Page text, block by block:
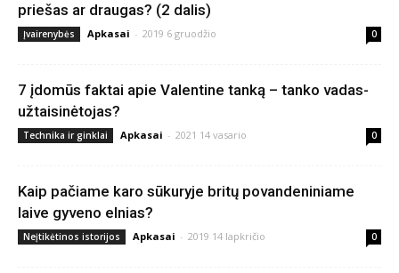
priešas ar draugas? (2 dalis)
Įvairenybės Apkasai - 2019 6 gruodžio 0
7 įdomūs faktai apie Valentine tanką – tanko vadas-
užtaisinėtojas?
Technika ir ginklai Apkasai - 2021 14 vasario 0
Kaip pačiame karo sūkuryje britų povandeniniame
laive gyveno elnias?
Neįtikėtinos istorijos Apkasai - 2019 14 lapkričio 0